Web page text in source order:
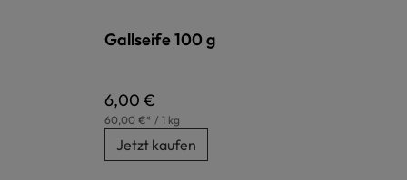
Gallseife 100 g
Regulärer Preis:
6,00 €
60,00 €* / 1 kg
Jetzt kaufen